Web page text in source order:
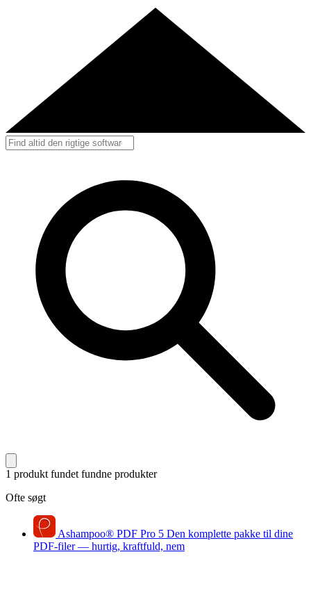
1 produkt fundet fundne produkter
Ofte søgt
Ashampoo® PDF Pro 5 Den komplette pakke til dine
PDF-filer — hurtig, kraftfuld, nem